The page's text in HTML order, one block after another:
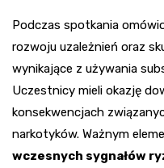
Podczas spotkania
rozwoju uzależnień oraz
wynikające z używania
Uczestnicy mieli okazję
konsekwencjach
narkotyków. Ważnym
wczesnych sygnałów